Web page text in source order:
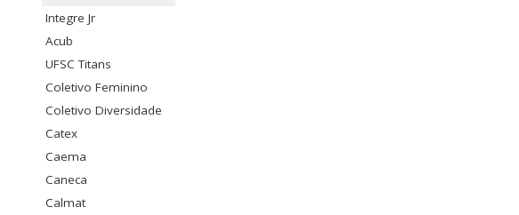
Integre Jr
Acub
UFSC Titans
Coletivo Feminino
Coletivo Diversidade
Catex
Caema
Caneca
Calmat